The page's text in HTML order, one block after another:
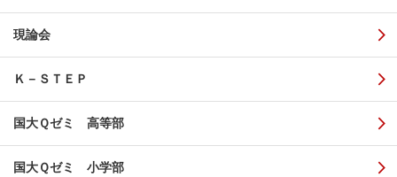
現論会
Ｋ－ＳＴＥＰ
国大Ｑゼミ 高等部
国大Ｑゼミ 小学部